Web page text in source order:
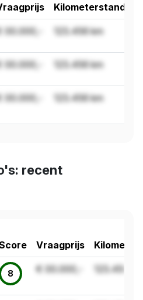
Kilometerstand
00.000,- 123.456 km
00.000,- 123.456 km
00.000,- 123.456 km
recent
Vraagprijs
8 € 00.000,- 123.456 km